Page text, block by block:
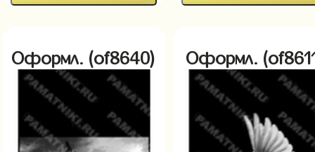
Оформл. (of8640) Оформл.